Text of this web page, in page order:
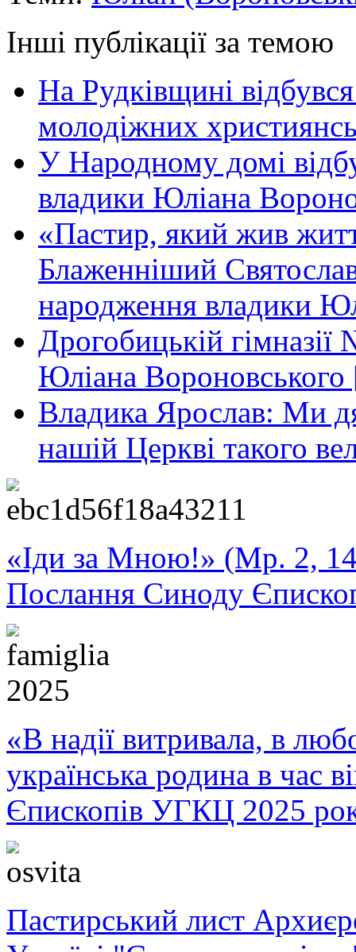
Інші публікації за темою
На Рудківщині
молодіжних
У Народному домі
владики Юліана
«Пастир, який жив
Блаженніший
народження владики
Дрогобицькій
Юліана
Владика Ярослав: Ми
нашій Церкві такого
«Іди за Мною!» (Мр. 2,
Послання Синоду
«В надії витривала, в
українська родина в час
Єпископів УГКЦ 2025
Пастирський лист